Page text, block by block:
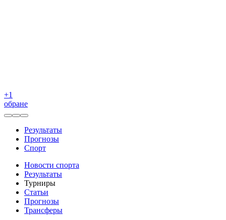
+1
обране
Результаты
Прогнозы
Спорт
Новости спорта
Результаты
Турниры
Статьи
Прогнозы
Трансферы